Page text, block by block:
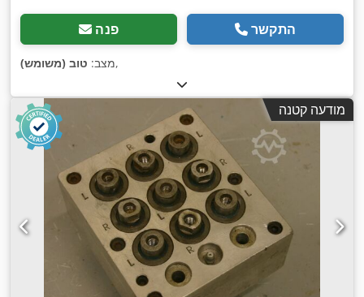
פנה התקשר
מצב: טוב (משומש) ,
מודעה קטנה